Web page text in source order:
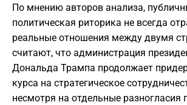
По мнению авторов анализа,
политическая риторика не всегда
реальные отношения между двумя
считают, что администрация
Дональда Трампа продолжает
курса на стратегическое
несмотря на отдельные разногласия